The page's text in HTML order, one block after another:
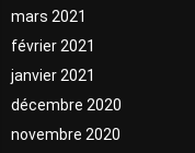
mars 2021
février 2021
janvier 2021
décembre 2020
novembre 2020